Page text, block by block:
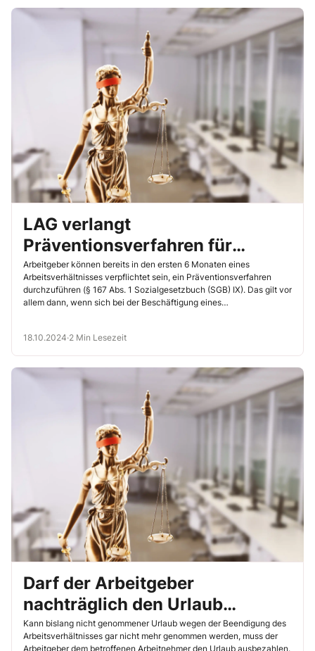
LAG verlangt
Präventionsverfahren für
Schwerbehinderte auch in der
Wartezeit
Arbeitgeber können bereits in den ersten 6 Monaten eines
Arbeitsverhältnisses verpflichtet sein, ein Präventionsverfahren
durchzuführen (§ 167 Abs. 1 Sozialgesetzbuch (SGB) IX). Das gilt vor
allem dann, wenn sich bei der Beschäftigung eines
unwirksam sein. Allerdings sollen den Arbeitgebern
Landesarbeitsgericht (LAG) Köln kürzlich entschieden und sich
damit gegen die Rechtsprechung des Bundesarbeitsgerichts (BAG)
gestellt (LAG Köln, 12.9.2024, Az. 6 SLa 76/24).
18.10.2024·2 Min Lesezeit
Darf der Arbeitgeber
nachträglich den Urlaub
kürzen?
Kann bislang nicht genommener Urlaub wegen der Beendigung des
Arbeitsverhältnisses gar nicht mehr genommen werden, muss der
Arbeitgeber dem betroffenen Arbeitnehmer den Urlaub ausbezahlen.